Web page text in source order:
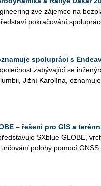
zve zá­jem­ce na
po­kra­čo­vá­ní
spolupráci s
za­bý­va­jí­cí se
Jižní Ka­ro­lí­na, ozna­mu­je
– řešení pro GIS a
SXblue GLOBE,
po­lo­hy po­mo­cí GNSS